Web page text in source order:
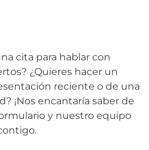
cita para hablar con
¿Quieres hacer un
reciente o de una
¡Nos encantaría saber de
y nuestro equipo